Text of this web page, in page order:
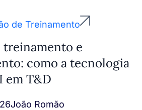
de Treinamento
e
como a tecnologia
em T&D
João Romão